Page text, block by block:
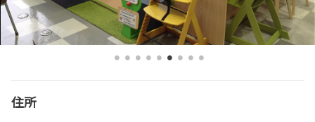
住所